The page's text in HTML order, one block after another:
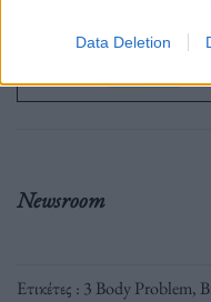
Data Deletion
Newsroom
Ετικέτες : 3 Body Problem,